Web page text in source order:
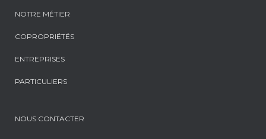
NOTRE MÉTIER
COPROPRIÉTÉS
ENTREPRISES
PARTICULIERS
NOUS CONTACTER